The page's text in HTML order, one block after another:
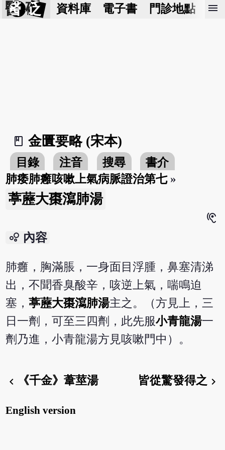
醫 砭 資料庫 電子書 門診地點 預
menu
book_2
金匱要略 (宋本)
目錄 注音 搜尋
書介
肺痿肺癰咳嗽上氣病脈證治第七»
葶藶大棗瀉肺湯
hearing
bubble_chart 內容
肺癰，胸滿脹，一身面目浮腫，鼻塞清涕
出，不聞香臭酸辛，咳逆上氣，喘鳴迫
塞， 葶藶大棗瀉肺湯主之。（方見上，三
日一劑，可至三四劑，此先服小青龍湯一
劑乃進，小青龍湯方見咳嗽門中）。
chevron_left 《千金》葦莖湯 皆從驚發得之chevron_right
English version